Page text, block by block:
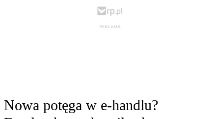
Nowa potęga w e-handlu?